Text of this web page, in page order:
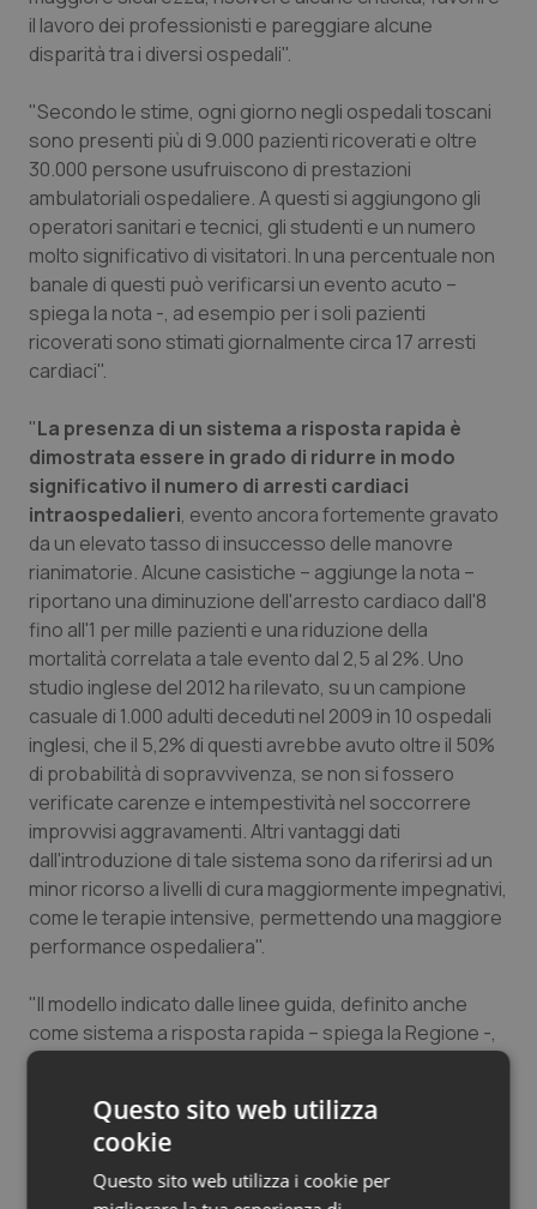
Quotidiano Pediatria
Rene & patologie urogenitali
Salute orale & impianti
Sangue & coagulazione
Tiroide
Tumore al seno
Tumori del Polmone & Testa Collo
Tumori gastrointestinali
Ulcera & Reflusso
Vaccini
il lavoro dei professionisti e pareggiare alcune
disparità tra i diversi ospedali".
"Secondo le stime, ogni giorno negli ospedali toscani
sono presenti più di 9.000 pazienti ricoverati e oltre
30.000 persone usufruiscono di prestazioni
ambulatoriali ospedaliere. A questi si aggiungono gli
operatori sanitari e tecnici, gli studenti e un numero
molto significativo di visitatori. In una percentuale non
banale di questi può verificarsi un evento acuto –
spiega la nota -, ad esempio per i soli pazienti
ricoverati sono stimati giornalmente circa 17 arresti
cardiaci".
"La presenza di un sistema a risposta rapida è
dimostrata essere in grado di ridurre in modo
significativo il numero di arresti cardiaci
intraospedalieri, evento ancora fortemente gravato
da un elevato tasso di insuccesso delle manovre
rianimatorie. Alcune casistiche – aggiunge la nota –
riportano una diminuzione dell'arresto cardiaco dall'8
fino all'1 per mille pazienti e una riduzione della
mortalità correlata a tale evento dal 2,5 al 2%. Uno
studio inglese del 2012 ha rilevato, su un campione
casuale di 1.000 adulti deceduti nel 2009 in 10 ospedali
inglesi, che il 5,2% di questi avrebbe avuto oltre il 50%
di probabilità di sopravvivenza, se non si fossero
verificate carenze e intempestività nel soccorrere
improvvisi aggravamenti. Altri vantaggi dati
dall'introduzione di tale sistema sono da riferirsi ad un
minor ricorso a livelli di cura maggiormente impegnativi,
come le terapie intensive, permettendo una maggiore
performance ospedaliera".
"Il modello indicato dalle linee guida, definito anche
come sistema a risposta rapida – spiega la Regione -,
è teso a
pazienti, agli operatori e ai visitatori, garantendo
risposte efficaci e appropriate in tutti i casi di
emergenza-urgenza. Rientrano tra questi anche i
Questo sito web utilizza
cookie
Questo sito web utilizza i cookie per